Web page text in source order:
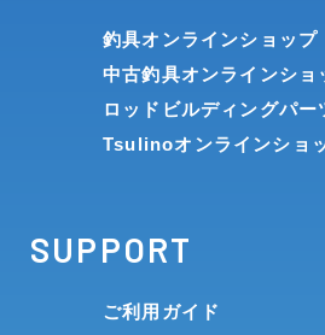
釣具オンラインショップ
中古釣具オンラインショ
ロッドビルディングパー
Tsulinoオンラインショ
SUPPORT
ご利用ガイド